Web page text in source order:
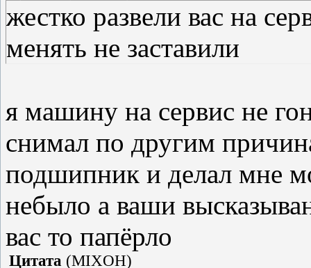
жестко развели вас на
менять не заставили
я машину на сервис не
снимал по другим
подшипник и делал мне
небыло а ваши
вас то папёрло
Цитата (MIXOH)